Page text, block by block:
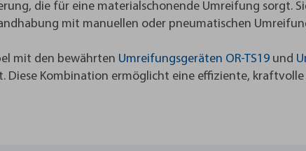
die für eine materialschonende Umreifung sorgt.
mit manuellen oder pneumatischen
mit den bewährten Umreifungsgeräten OR-TS19 und
Diese Kombination ermöglicht eine effiziente,